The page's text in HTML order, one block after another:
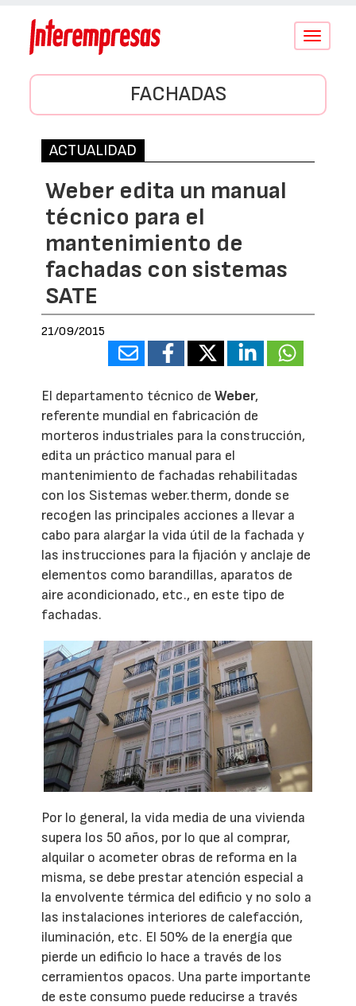
Conmutar
FACHADAS
ACTUALIDAD
Weber edita un manual
técnico para el
mantenimiento de
fachadas con sistemas
SATE
21/09/2015
El departamento técnico deWeber,
referente mundial en fabricación de
morteros industriales para la construcción,
edita un práctico manual para el
mantenimiento de fachadas rehabilitadas
con los Sistemas weber.therm, donde se
recogen las principales acciones a llevar a
cabo para alargar la vida útil de la fachada y
las instrucciones para la fijación y anclaje de
elementos como barandillas, aparatos de
aire acondicionado, etc., en este tipo de
fachadas.
Por lo general, la vida media de una vivienda
supera los 50 años, por lo que al comprar,
alquilar o acometer obras de reforma en la
misma, se debe prestar atención especial a
la envolvente térmica del edificio y no solo a
las instalaciones interiores de calefacción,
iluminación, etc. El 50% de la energía que
pierde un edificio lo hace a través de los
cerramientos opacos. Una parte importante
de este consumo puede reducirse a través